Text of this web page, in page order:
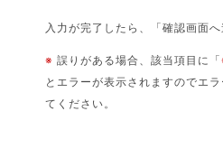
入力が完了したら、「確認画面
※誤りがある場合、該当項目に「
とエラーが表示されますのでエ
てください。